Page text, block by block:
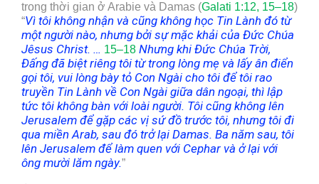
trong thời gian ở Arabie và Damas (Galati 1:12, 15–18)
“Vì tôi không nhận và cũng không học Tin Lành đó từ
một người nào, nhưng bởi sự mặc khải của Đức Chúa
Jêsus Christ. … 15–18 Nhưng khi Đức Chúa Trời,
Đấng đã biệt riêng tôi từ trong lòng mẹ và lấy ân điển
gọi tôi, vui lòng bày tỏ Con Ngài cho tôi để tôi rao
truyền Tin Lành về Con Ngài giữa dân ngoại, thì lập
tức tôi không bàn với loài người. Tôi cũng không lên
Jerusalem để gặp các vị sứ đồ trước tôi, nhưng tôi đi
qua miền Arab, sau đó trở lại Damas. Ba năm sau, tôi
lên Jerusalem để làm quen với Cephar và ở lại với
ông mười lăm ngày.”